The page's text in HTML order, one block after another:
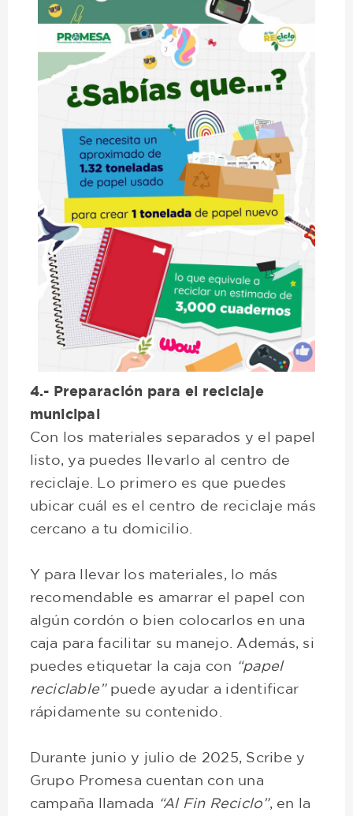
4.- Preparación para el reciclaje
municipal
Con los materiales separados y el papel
listo, ya puedes llevarlo al centro de
reciclaje. Lo primero es que puedes
ubicar cuál es el centro de reciclaje más
cercano a tu domicilio.
Y para llevar los materiales, lo más
recomendable es amarrar el papel con
algún cordón o bien colocarlos en una
caja para facilitar su manejo. Además, si
puedes etiquetar la caja con “papel
reciclable”puede ayudar a identificar
rápidamente su contenido.
Durante junio y julio de 2025, Scribe y
Grupo Promesa cuentan con una
campaña llamada “Al Fin Reciclo”, en la